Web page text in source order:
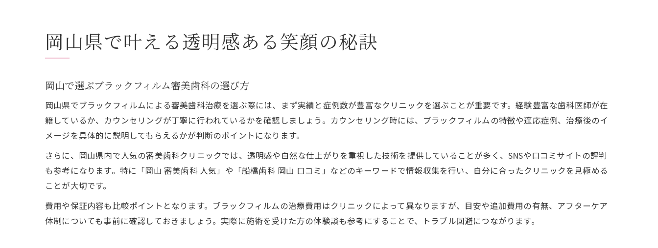
岡山県で叶える透明感ある笑顔の秘訣
岡山で選ぶブラックフィルム審美歯科の選び方
岡山県でブラックフィルムによる審美歯科治療を選ぶ際には、まず実績と症例数が豊富なクリニックを選ぶことが重要です。経験豊富な歯科医師が在
籍しているか、カウンセリングが丁寧に行われているかを確認しましょう。カウンセリング時には、ブラックフィルムの特徴や適応症例、治療後のイ
メージを具体的に説明してもらえるかが判断のポイントになります。
さらに、岡山県内で人気の審美歯科クリニックでは、透明感や自然な仕上がりを重視した技術を提供していることが多く、SNSや口コミサイトの評判
も参考になります。特に「岡山 審美歯科 人気」や「船橋歯科 岡山 口コミ」などのキーワードで情報収集を行い、自分に合ったクリニックを見極める
ことが大切です。
費用や保証内容も比較ポイントとなります。ブラックフィルムの治療費用はクリニックによって異なりますが、目安や追加費用の有無、アフターケア
体制についても事前に確認しておきましょう。実際に施術を受けた方の体験談も参考にすることで、トラブル回避につながります。